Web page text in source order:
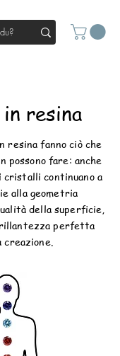
in resina
resina fanno ciò che
fare: anche
cristalli continuano a
alla geometria
della superficie,
perfetta
creazione.